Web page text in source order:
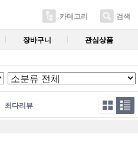
카테고리 검색
장바구니 관심상품
최다리뷰